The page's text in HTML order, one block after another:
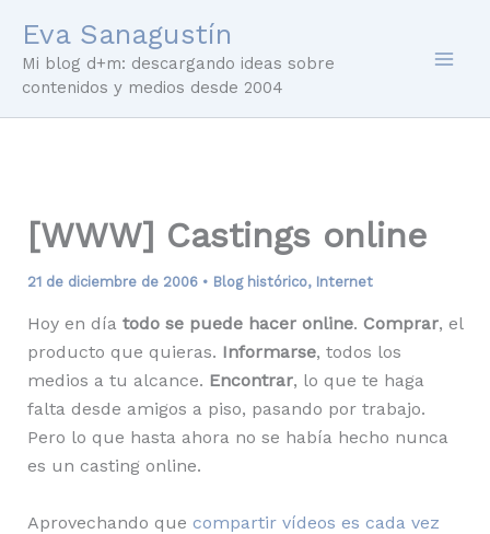
contenido
Eva Sanagustín
Mi blog d+m: descargando ideas sobre
contenidos y medios desde 2004
[WWW] Castings online
21 de diciembre de 2006 • Blog histórico, Internet
Hoy en día todo se puede hacer online. Comprar, el
producto que quieras. Informarse, todos los
medios a tu alcance. Encontrar, lo que te haga
falta desde amigos a piso, pasando por trabajo.
Pero lo que hasta ahora no se había hecho nunca
es un casting online.
Aprovechando que compartir vídeos es cada vez